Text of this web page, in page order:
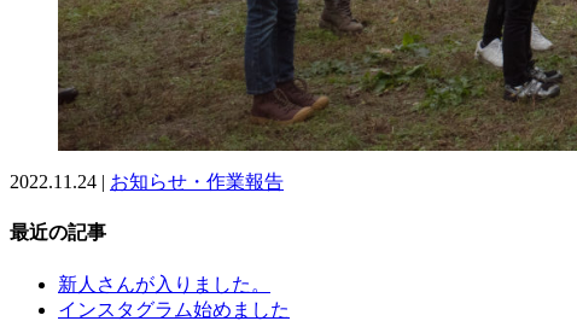
2022.11.24 | お知らせ・作業報告
最近の記事
新人さんが入りました。
インスタグラム始めました